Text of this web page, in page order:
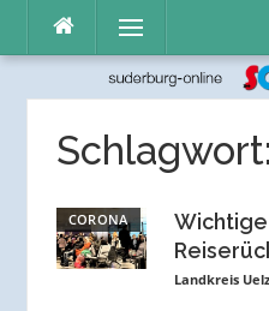
Inhalt
Menü
Schlagwort:
CORONA
Landkreis